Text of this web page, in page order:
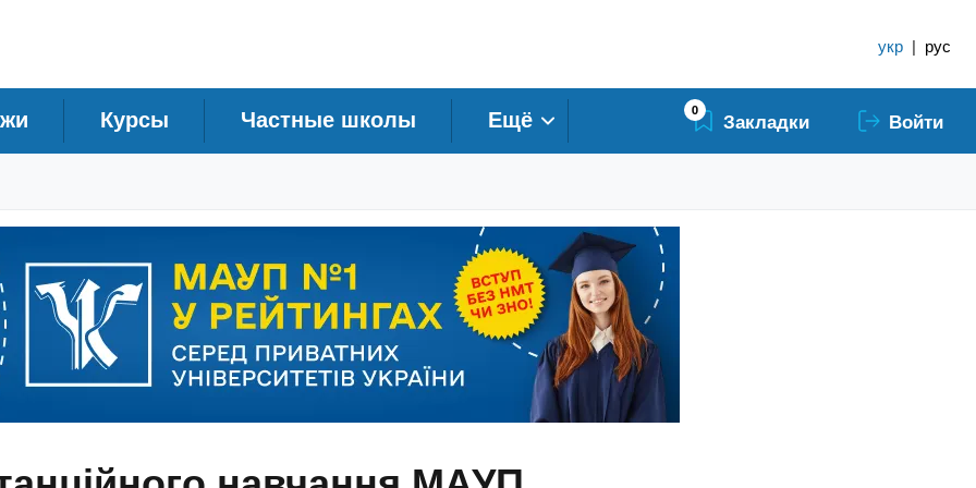
укр | рус
Курсы Частные школы Ещё 0 Закладки Войти